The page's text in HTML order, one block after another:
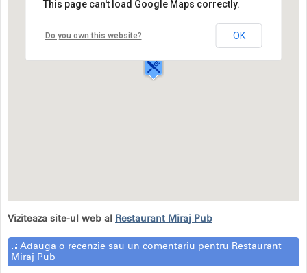
Strada Izvorul Rece,20
Bucuresti
This page can't load Google Maps correctly.
Do you own this website? OK
Viziteaza site-ul web al Restaurant Miraj Pub
Adauga o recenzie sau un comentariu pentru Restaurant
Miraj Pub